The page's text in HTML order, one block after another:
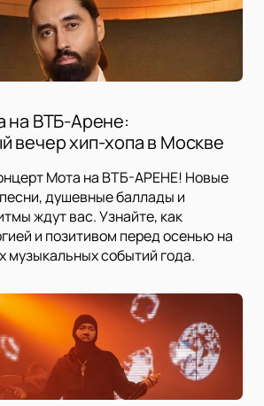
на ВТБ-Арене:
вечер хип-хопа в Москве
Мота на ВТБ-АРЕНЕ! Новые
душевные баллады и
ждут вас. Узнайте, как
и позитивом перед осенью на
музыкальных событий года.